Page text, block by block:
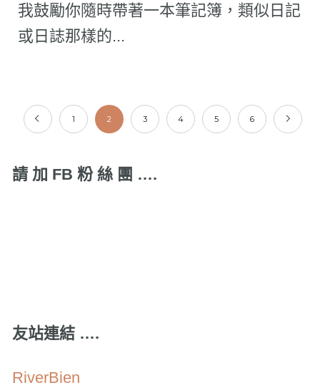
我鼓勵你隨時帶著一本筆記簿，類似日記
或日誌那樣的...
1 2 3 4 5 6
請 加 FB 粉 絲 團 ….
友站連結 ….
RiverBien